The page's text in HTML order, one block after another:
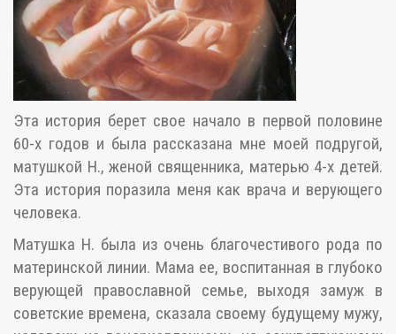
Эта история берет свое начало в первой половине
60-х годов и была рассказана мне моей подругой,
матушкой Н., женой священника, матерью 4-х детей.
Эта история поразила меня как врача и верующего
человека.
Матушка Н. была из очень благочестивого рода по
материнской линии. Мама ее, воспитанная в глубоко
верующей православной семье, выходя замуж в
советские времена, сказала своему будущему мужу,